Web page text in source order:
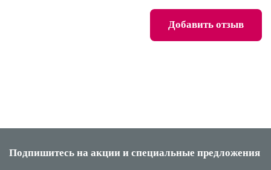
Добавить отзыв
Подпишитесь на акции и специальные предложения